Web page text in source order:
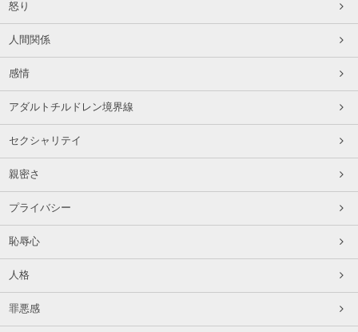
怒り
人間関係
感情
アダルトチルドレン境界線
セクシャリテイ
親密さ
プライバシー
恥辱心
人格
罪悪感